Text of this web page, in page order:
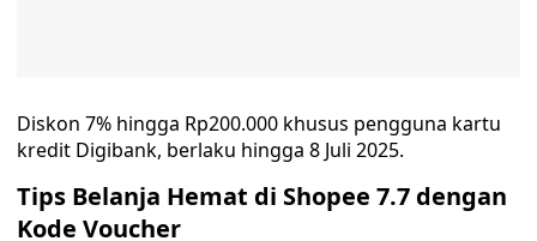
Diskon 7% hingga Rp200.000 khusus pengguna kartu
kredit Digibank, berlaku hingga 8 Juli 2025.
Tips Belanja Hemat di Shopee 7.7 dengan
Kode Voucher